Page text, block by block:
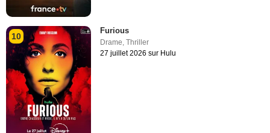
10
Furious
Drame,Thriller
27 juillet 2026 sur Hulu